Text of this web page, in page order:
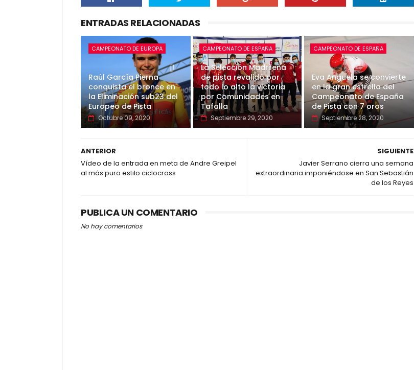
ENTRADAS RELACIONADAS
CAMPEONATO DE EUROPA
Raúl García Pierna
conquista el bronce en
la Eliminación sub23 del
Europeo de Pista
Octubre 09, 2020
CAMPEONATO DE ESPAÑA
La Selección Madrileña
de pista revalidó por
todo lo alto la victoria
por Comunidades en
Tafalla
Septiembre 29, 2020
CAMPEONATO DE ESPAÑA
Eva Anguela se convierte
en la gran estrella del
Campeonato de España
de Pista con 7 oros
Septiembre 28, 2020
SIGUIENTE
Javier Serrano cierra una semana
extraordinaria imponiéndose en San Sebastián
de los Reyes
ANTERIOR
Vídeo de la entrada en meta de Andre Greipel
al más puro estilo ciclocross
PUBLICA UN COMENTARIO
No hay comentarios